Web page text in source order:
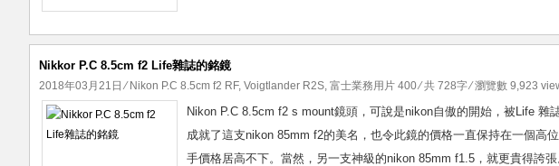
Nikkor P.C 8.5cm f2 Life雜誌的銘鏡
2018年03月21日 ⁄ Nikon P.C 8.5cm f2 RF, Voigtlander R2S, 富士業務用片 400⁄ 共 728字 ⁄ 瀏覽數 9,923
Nikon P.C 8.5cm f2 s mount鏡頭，可說是nikon自傲的開始，被Life 雜
成就了這支nikon 85mm f2的美名，也令此鏡的價格一直保持在一個高
手價格居高不下。當然，另一支神級的nikon 85mm f1.5，就更貴得誇